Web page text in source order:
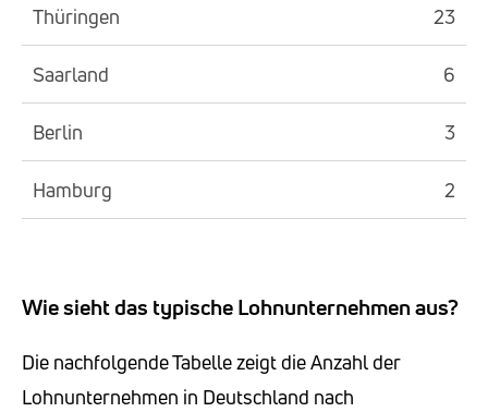
Thüringen 23
Saarland 6
Berlin 3
Hamburg 2
Wie sieht das typische Lohnunternehmen aus?
Die nachfolgende Tabelle zeigt die Anzahl der
Lohnunternehmen in Deutschland nach